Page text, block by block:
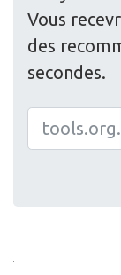
Vous
des
secondes.